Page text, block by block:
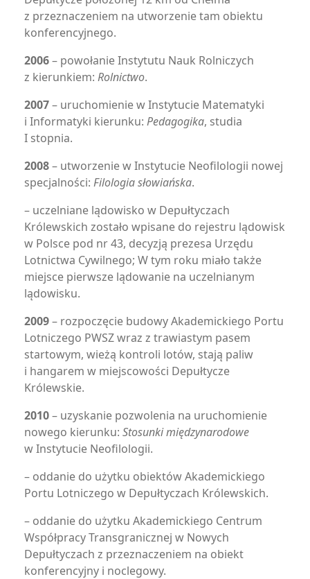
z przeznaczeniem na utworzenie tam obiektu
konferencyjnego.
2006– powołanie Instytutu Nauk Rolniczych
z kierunkiem: Rolnictwo.
2007– uruchomienie w Instytucie Matematyki
i Informatyki kierunku: Pedagogika, studia
I stopnia.
2008– utworzenie w Instytucie Neofilologii nowej
specjalności: Filologia słowiańska.
– uczelniane lądowisko w Depułtyczach
Królewskich zostało wpisane do rejestru lądowisk
w Polsce pod nr 43, decyzją prezesa Urzędu
Lotnictwa Cywilnego; W tym roku miało także
miejsce pierwsze lądowanie na uczelnianym
lądowisku.
2009– rozpoczęcie budowy Akademickiego Portu
Lotniczego PWSZ wraz z trawiastym pasem
startowym, wieżą kontroli lotów, stają paliw
i hangarem w miejscowości Depułtycze
Królewskie.
2010– uzyskanie pozwolenia na uruchomienie
nowego kierunku: Stosunki międzynarodowe
w Instytucie Neofilologii.
– oddanie do użytku obiektów Akademickiego
Portu Lotniczego w Depułtyczach Królewskich.
– oddanie do użytku Akademickiego Centrum
Współpracy Transgranicznej w Nowych
Depułtyczach z przeznaczeniem na obiekt
konferencyjny i noclegowy.